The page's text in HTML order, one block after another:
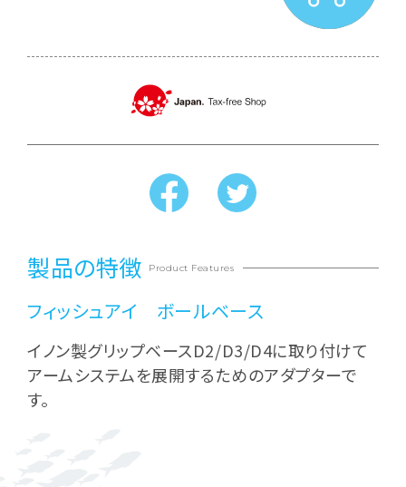
製品の特徴 Product Features
フィッシュアイ ボールベース
イノン製グリップベースD2/D3/D4に取り付けて
アームシステムを展開するためのアダプターで
す。